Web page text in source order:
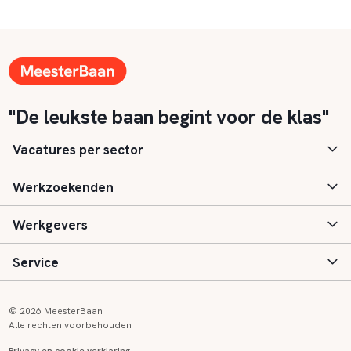
"De leukste baan begint voor de klas"
Vacatures per sector
Basisonderwijs
Speciaal (basis) onderwijs
Voortgezet onderwijs
Werkzoekenden
Aanmelden
Vacatures
Werkgevers
Inloggen
Service
© 2026 MeesterBaan
Alle rechten voorbehouden